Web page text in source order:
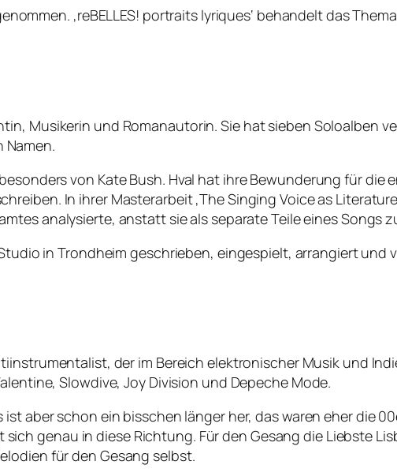
‚reBELLES! portraits lyriques‘ behandelt das
Musikerin und Romanautorin. Sie hat sieben Soloalben
von Kate Bush. Hval hat ihre Bewunderung für die
In ihrer Masterarbeit ‚The Singing Voice as
analysierte, anstatt sie als separate Teile eines Songs
in Trondheim geschrieben, eingespielt, arrangiert und
der im Bereich elektronischer Musik und
Slowdive, Joy Division und Depeche Mode.
aber schon ein bisschen länger her, das waren eher die
genau in diese Richtung. Für den Gesang die Liebste
für den Gesang selbst.